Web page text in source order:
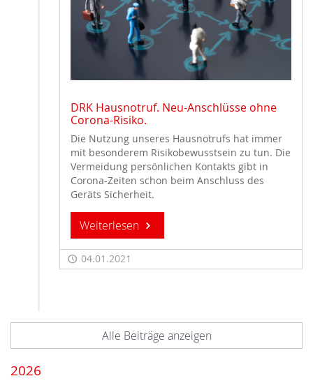
DRK Hausnotruf. Neu-Anschlüsse ohne
Corona-Risiko.
Die Nutzung unseres Hausnotrufs hat immer
mit besonderem Risikobewusstsein zu tun. Die
Vermeidung persönlichen Kontakts gibt in
Corona-Zeiten schon beim Anschluss des
Geräts Sicherheit.
Weiterlesen
04.01.2021
Alle Beiträge anzeigen
2026